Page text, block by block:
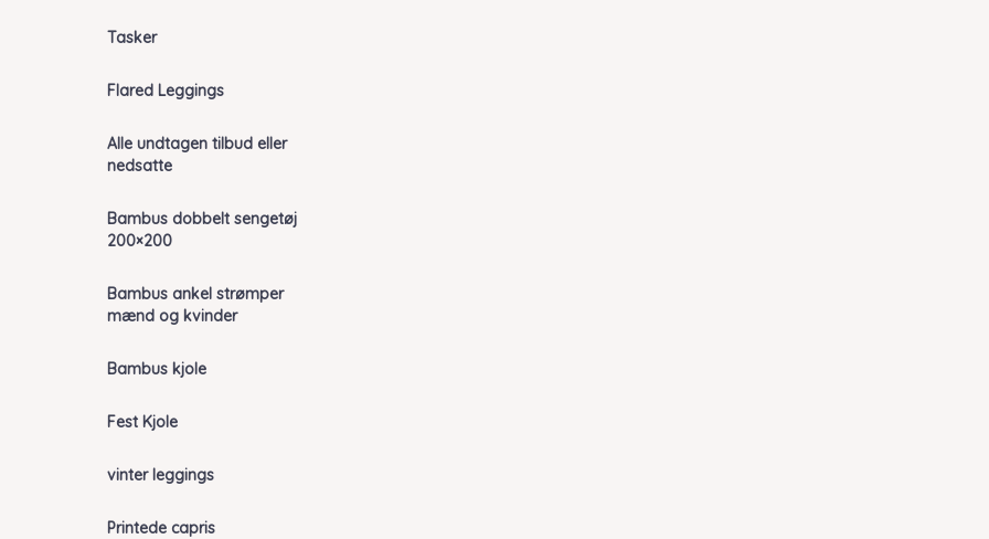
Tasker
Flared Leggings
Alle undtagen tilbud eller
nedsatte
Bambus dobbelt sengetøj
200×200
Bambus ankel strømper
mænd og kvinder
Bambus kjole
Fest Kjole
vinter leggings
Printede capris